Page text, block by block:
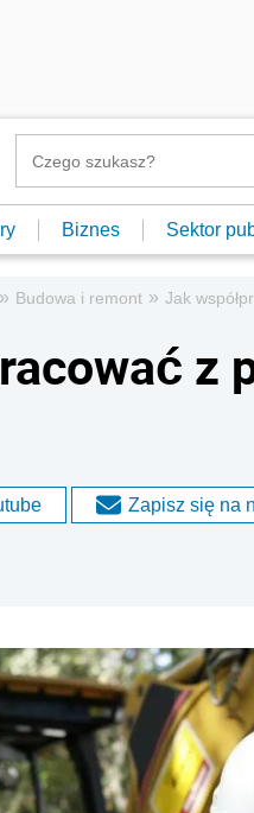
Biznes Sektor
» Budowa i remont » Jak
z
Zapisz się na